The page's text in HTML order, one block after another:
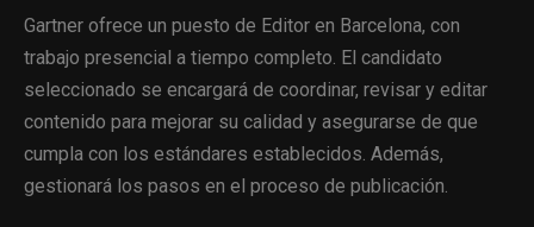
Gartner ofrece un puesto de Editor en Barcelona, con
trabajo presencial a tiempo completo. El candidato
seleccionado se encargará de coordinar, revisar y editar
contenido para mejorar su calidad y asegurarse de que
cumpla con los estándares establecidos. Además,
gestionará los pasos en el proceso de publicación.